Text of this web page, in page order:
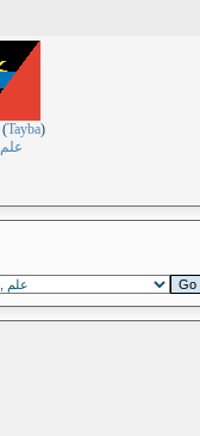
(Tayba)
علم